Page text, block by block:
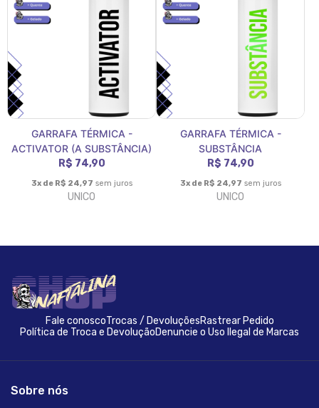
GARRAFA TÉRMICA -
ACTIVATOR (A SUBSTÂNCIA)
R$ 74,90
3x de R$ 24,97 sem juros
UNICO
GARRAFA TÉRMICA -
SUBSTÂNCIA
R$ 74,90
3x de R$ 24,97 sem juros
UNICO
Fale conoscoTrocas / DevoluçõesRastrear Pedido
Política de Troca e DevoluçãoDenuncie o Uso Ilegal de Marcas
Sobre nós